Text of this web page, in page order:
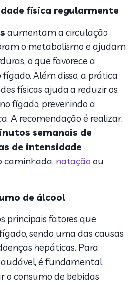
física regularmente
aumentam a circulação
o metabolismo e ajudam
o que favorece a
Além disso, a prática
físicas ajuda a reduzir os
fígado, prevenindo a
A recomendação é realizar,
semanais de
de intensidade
caminhada, natação ou
de álcool
principais fatores que
sendo uma das causas
hepáticas. Para
é fundamental
o consumo de bebidas